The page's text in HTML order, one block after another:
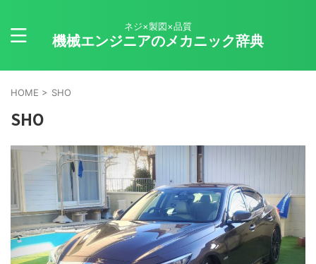
ネジ×製図×品質
機械エンジニアのメカニック辞典
HOME > SHO
SHO